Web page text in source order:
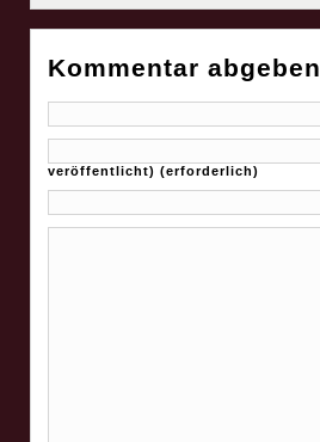
Kommentar abgeben
veröffentlicht) (erforderlich)